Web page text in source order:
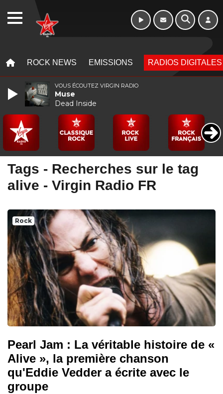
ROCK NEWS EMISSIONS RADIOS DIGITALES
Tags - Recherches sur le tag
alive - Virgin Radio FR
Rock
Pearl Jam : La véritable histoire de «
Alive », la première chanson
qu'Eddie Vedder a écrite avec le
groupe
VOUS ÉCOUTEZ VIRGIN RADIO
Muse
Dead Inside
WEBRADIO 10h - 13h